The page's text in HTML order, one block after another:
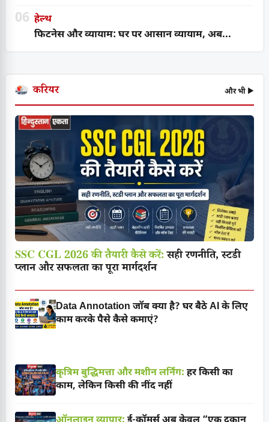
06 हेल्थ
फिटनेस और व्यायाम: घर पर आसान व्यायाम, अब...
करियर और भी ▶
SSC CGL 2026 की तैयारी कैसे करें:सही रणनीति, स्टडी
प्लान और सफलता का पूरा मार्गदर्शन
Data Annotation जॉब क्या है? घर बैठे AI के लिए
काम करके पैसे कैसे कमाएं?
कृत्रिम बुद्धिमत्ता और मशीन लर्निंग: हर किसी का
काम, लेकिन किसी की नींद नहीं